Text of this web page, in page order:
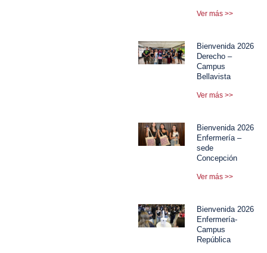
Ver más >>
Bienvenida 2026
Derecho –
Campus
Bellavista
Ver más >>
Bienvenida 2026
Enfermería –
sede
Concepción
Ver más >>
Bienvenida 2026
Enfermería-
Campus
República